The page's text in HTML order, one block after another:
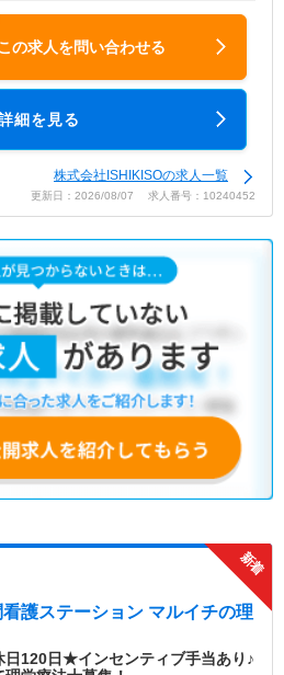
の求人を問い合わせる
細を見る
株式会社ISHIKISOの求人一覧
更新日：2026/08/07 求人番号：10240452
護ステーション マルイチの理
日120日★インセンティブ手当あり♪